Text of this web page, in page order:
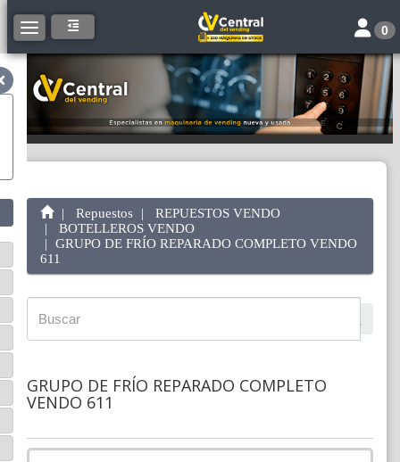
Toggle navigation Toggle
0
Repuestos
REPUESTOS VENDO
BOTELLEROS VENDO
GRUPO DE FRÍO REPARADO COMPLETO VENDO
611
GRUPO DE FRÍO REPARADO COMPLETO
VENDO 611